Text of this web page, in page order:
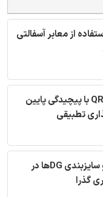
از معابر آسفالتی
ترجمه مقاله آشکارساز مختلط QRS با پیچیدگی پایین
تطبیقی
ترجمه مقاله جایابی چندهدفه و سایزبندی DGها در
گذرا